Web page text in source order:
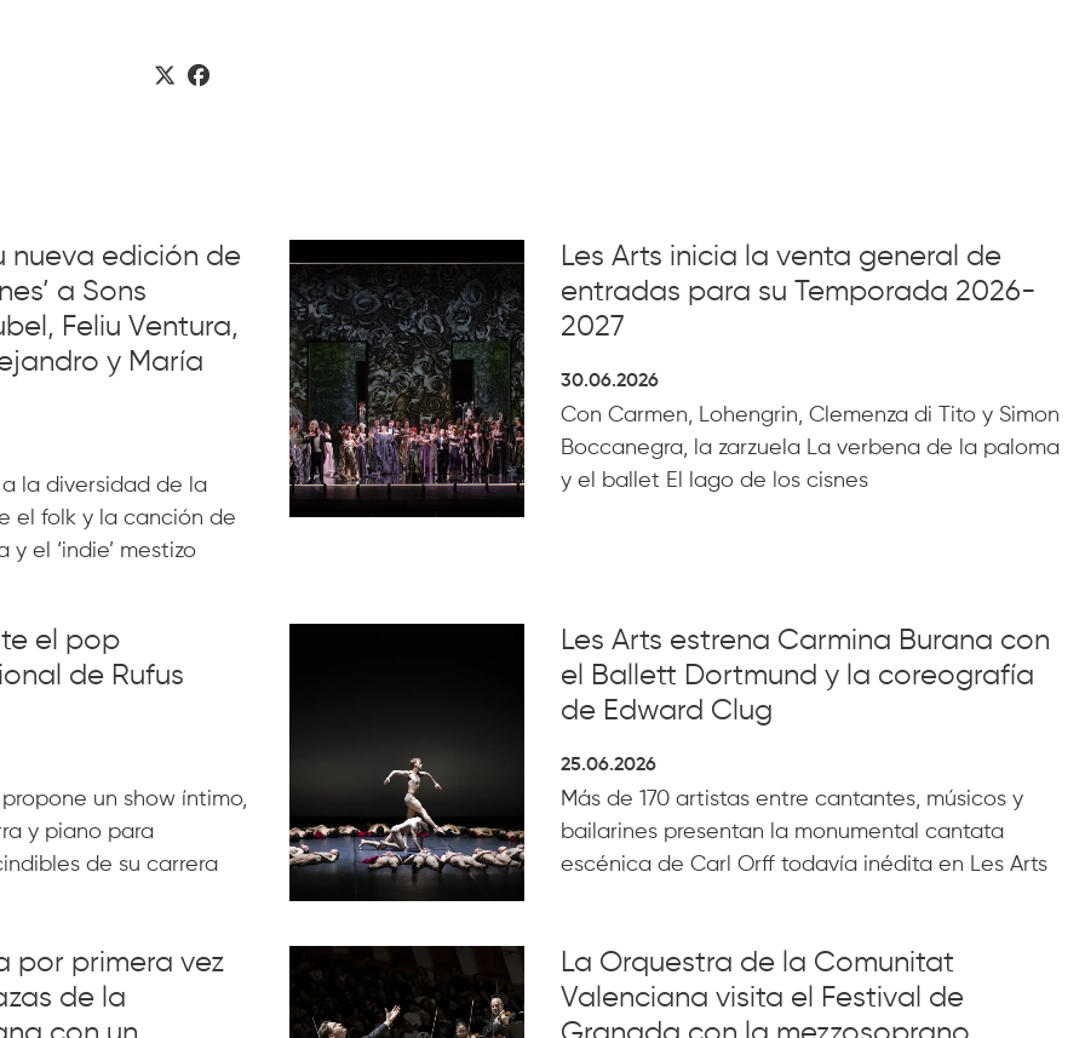
nueva edición de
a Sons
Feliu Ventura,
y María
la diversidad de la
el folk y la canción de
el ‘indie’ mestizo
Les Arts inicia la venta general de
entradas para su Temporada 2026-
2027
30.06.2026
Con Carmen, Lohengrin, Clemenza di Tito y Simon
Boccanegra, la zarzuela La verbena de la paloma
y el ballet El lago de los cisnes
el pop
de Rufus
un show íntimo,
y piano para
de su carrera
Les Arts estrena Carmina Burana con
el Ballett Dortmund y la coreografía
de Edward Clug
25.06.2026
Más de 170 artistas entre cantantes, músicos y
bailarines presentan la monumental cantata
escénica de Carl Orff todavía inédita en Les Arts
por primera vez
de la
La Orquestra de la Comunitat
Valenciana visita el Festival de